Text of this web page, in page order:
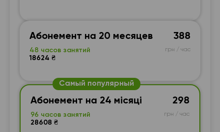
Абонемент на 20 месяцев
48 часов занятий
18624 ₴
388
грн / час
Самый популярный
Абонемент на 24 місяці
96 часов занятий
28608 ₴
298
грн / час